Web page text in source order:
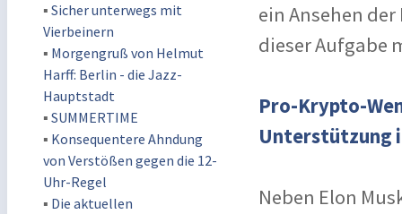
▪ Sicher unterwegs mit
Vierbeinern
▪ Morgengruß von Helmut
Harff: Berlin - die Jazz-
Hauptstadt
▪ SUMMERTIME
▪ Konsequentere Ahndung
von Verstößen gegen die 12-
Uhr-Regel
▪ Die aktuellen
ein Ansehen
dieser Aufgabe
Pro-Krypto-
Unterstützung
Neben Elon